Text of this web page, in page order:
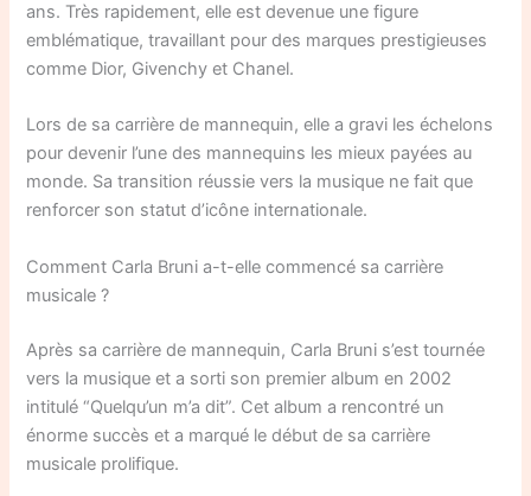
ans. Très rapidement, elle est devenue une figure
emblématique, travaillant pour des marques prestigieuses
comme Dior, Givenchy et Chanel.
Lors de sa carrière de mannequin, elle a gravi les échelons
pour devenir l’une des mannequins les mieux payées au
monde. Sa transition réussie vers la musique ne fait que
renforcer son statut d’icône internationale.
Comment Carla Bruni a-t-elle commencé sa carrière
musicale ?
Après sa carrière de mannequin, Carla Bruni s’est tournée
vers la musique et a sorti son premier album en 2002
intitulé “Quelqu’un m’a dit”. Cet album a rencontré un
énorme succès et a marqué le début de sa carrière
musicale prolifique.